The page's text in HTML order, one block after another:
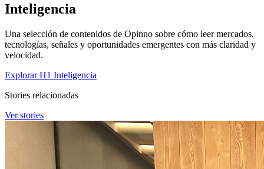
Inteligencia
Una selección de contenidos de Opinno sobre cómo leer mercados,
tecnologías, señales y oportunidades emergentes con más claridad y
velocidad.
Explorar H1 Inteligencia
Stories relacionadas
Ver stories